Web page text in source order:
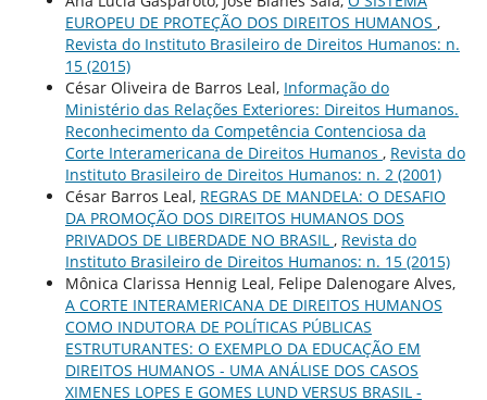
EUROPEU DE PROTEÇÃO DOS DIREITOS HUMANOS ,
Revista do Instituto Brasileiro de Direitos Humanos: n.
15 (2015)
César Oliveira de Barros Leal, Informação do
Ministério das Relações Exteriores: Direitos Humanos.
Reconhecimento da Competência Contenciosa da
Corte Interamericana de Direitos Humanos , Revista do
Instituto Brasileiro de Direitos Humanos: n. 2 (2001)
César Barros Leal, REGRAS DE MANDELA: O DESAFIO
DA PROMOÇÃO DOS DIREITOS HUMANOS DOS
PRIVADOS DE LIBERDADE NO BRASIL , Revista do
Instituto Brasileiro de Direitos Humanos: n. 15 (2015)
Mônica Clarissa Hennig Leal, Felipe Dalenogare Alves,
A CORTE INTERAMERICANA DE DIREITOS HUMANOS
COMO INDUTORA DE POLÍTICAS PÚBLICAS
ESTRUTURANTES: O EXEMPLO DA EDUCAÇÃO EM
DIREITOS HUMANOS - UMA ANÁLISE DOS CASOS
XIMENES LOPES E GOMES LUND VERSUS BRASIL -